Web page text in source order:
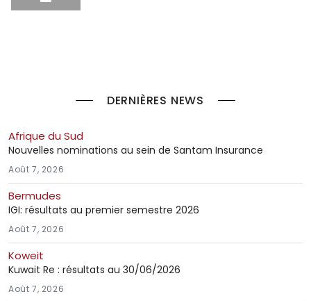
DERNIÈRES NEWS
Afrique du Sud
Nouvelles nominations au sein de Santam Insurance
Août 7, 2026
Bermudes
IGI: résultats au premier semestre 2026
Août 7, 2026
Koweit
Kuwait Re : résultats au 30/06/2026
Août 7, 2026